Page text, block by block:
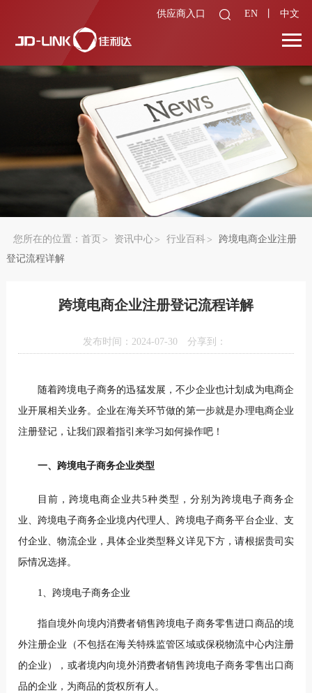
供应商入口 EN 中文
您所在的位置： 首页 资讯中心 行业百科
跨境电商企业注册
登记流程详解
跨境电商企业注册登记流程详解
发布时间：2024-07-30 分享到：
随着跨境电子商务的迅猛发展，不少企业也计划成为电商企
业开展相关业务。企业在海关环节做的第一步就是办理电商企业
注册登记，让我们跟着指引来学习如何操作吧！
一、跨境电子商务企业类型
目前，跨境电商企业共5种类型，分别为跨境电子商务企
业、跨境电子商务企业境内代理人、跨境电子商务平台企业、支
付企业、物流企业，具体企业类型释义详见下方，请根据贵司实
际情况选择。
1、跨境电子商务企业
指自境外向境内消费者销售跨境电子商务零售进口商品的境
外注册企业（不包括在海关特殊监管区域或保税物流中心内注册
的企业），或者境内向境外消费者销售跨境电子商务零售出口商
品的企业，为商品的货权所有人。